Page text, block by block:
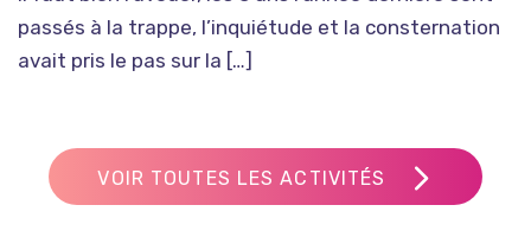
passés à la trappe, l’inquiétude et la consternation
avait pris le pas sur la […]
VOIR TOUTES LES ACTIVITÉS